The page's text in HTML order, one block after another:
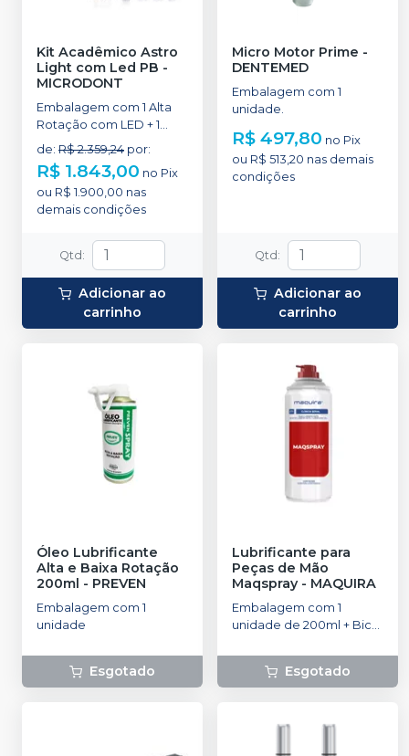
Kit Acadêmico Astro
Light com Led PB -
MICRODONT
Embalagem com 1 Alta
Rotação com LED + 1
Micro Motor + 1 Contra
Ângulo Push Button + 1
Peça Reta + 1 Lubrificante
+ 1 Case e 1 Mochila.
de: R$ 2.359,24 por:
R$ 1.843,00 no Pix
ou R$ 1.900,00 nas
demais condições
Qtd :
Adicionar ao
carrinho
Micro Motor Prime -
DENTEMED
Embalagem com 1
unidade.
R$ 497,80 no Pix
ou R$ 513,20 nas demais
condições
Qtd :
Adicionar ao
carrinho
Óleo Lubrificante
Alta e Baixa Rotação
200ml - PREVEN
Embalagem com 1
unidade
Esgotado
Lubrificante para
Peças de Mão
Maqspray- MAQUIRA
Embalagem com 1
unidade de 200ml + Bico
Esgotado